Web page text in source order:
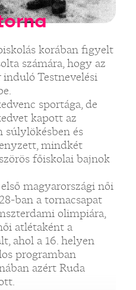
korában figyelt
számára, hogy az
Testnevelési
sportága, de
kapott az
súlylökésben és
mindkét
főiskolai bajnok
magyarországi női
ban a tornacsapat
olimpiára,
atlétaként a
ahol a 16. helyen
programban
azért Ruda